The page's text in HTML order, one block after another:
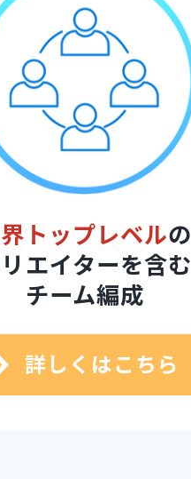
トップレベルの
エイターを含む
チーム編成
詳しくはこちら